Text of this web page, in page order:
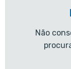
Não